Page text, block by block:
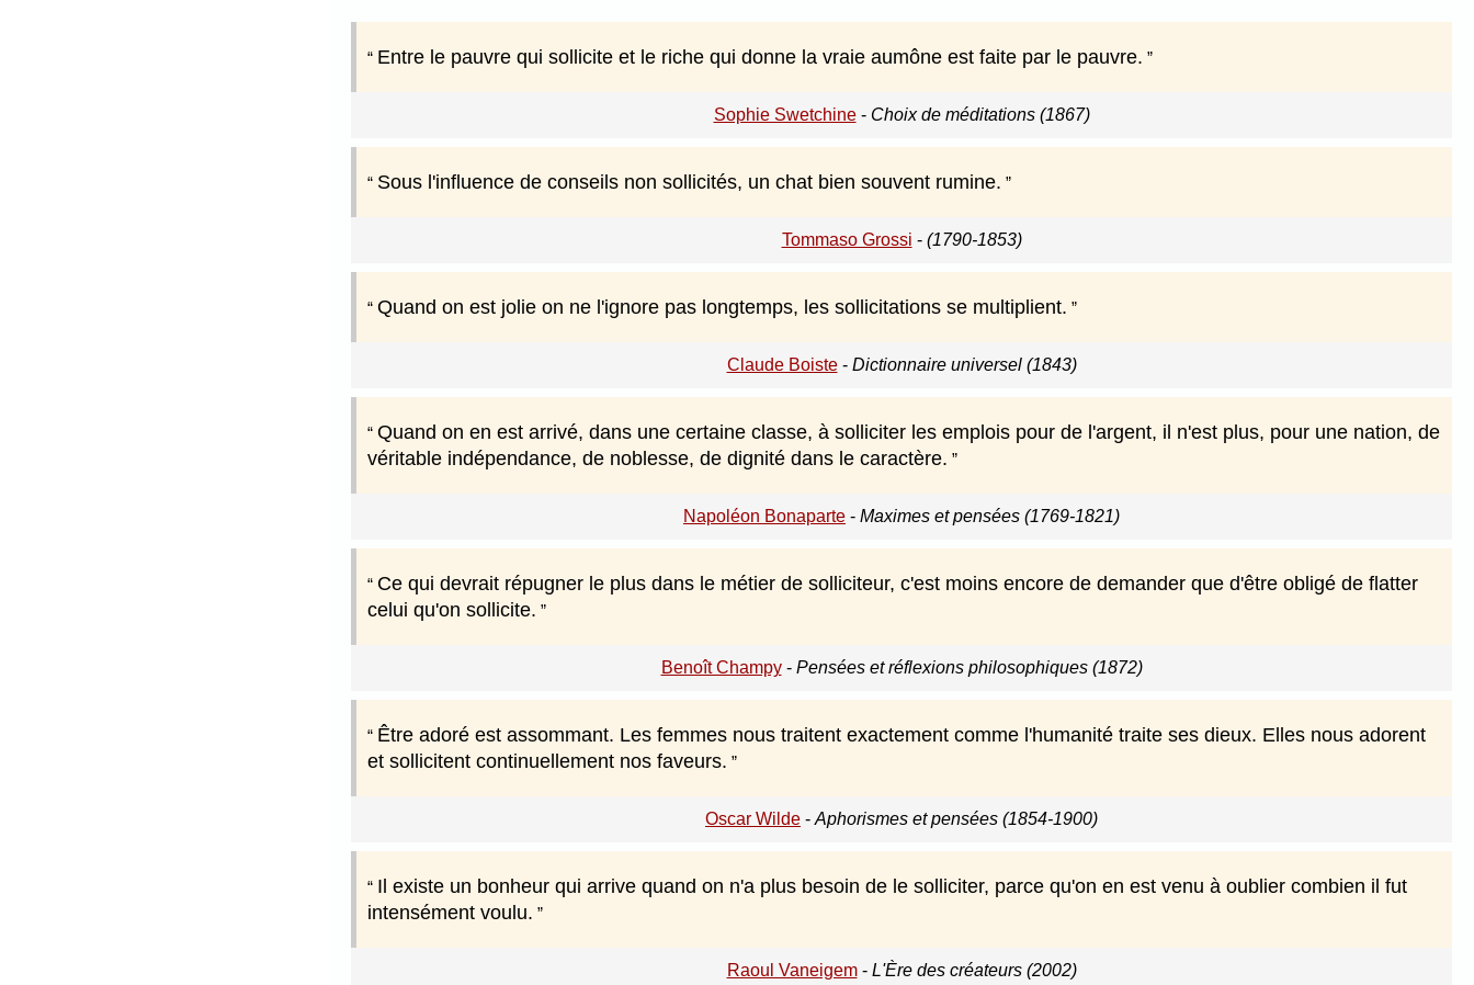
Entre le pauvre qui sollicite et le riche qui donne la vraie aumône est faite par le pauvre.
Sophie Swetchine- Choix de méditations (1867)
Sous l'influence de conseils non sollicités, un chat bien souvent rumine.
Tommaso Grossi - (1790-1853)
Quand on est jolie on ne l'ignore pas longtemps, les sollicitations se multiplient.
Claude Boiste- Dictionnaire universel (1843)
Quand on en est arrivé, dans une certaine classe, à solliciter les emplois pour de l'argent, il n'est plus, pour une nation, de
véritable indépendance, de noblesse, de dignité dans le caractère.
Napoléon Bonaparte - Maximes et pensées (1769-1821)
Ce qui devrait répugner le plus dans le métier de solliciteur, c'est moins encore de demander que d'être obligé de flatter
celui qu'on sollicite.
Benoît Champy- Pensées et réflexions philosophiques (1872)
Être adoré est assommant. Les femmes nous traitent exactement comme l'humanité traite ses dieux. Elles nous adorent
et sollicitent continuellement nos faveurs.
Oscar Wilde - Aphorismes et pensées (1854-1900)
Il existe un bonheur qui arrive quand on n'a plus besoin de le solliciter, parce qu'on en est venu à oublier combien il fut
intensément voulu.
Raoul Vaneigem- L'Ère des créateurs (2002)